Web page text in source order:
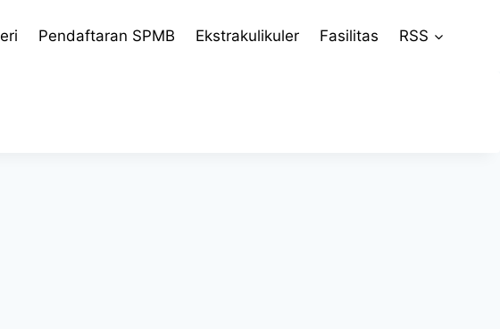
Pendaftaran SPMB Ekstrakulikuler Fasilitas RSS